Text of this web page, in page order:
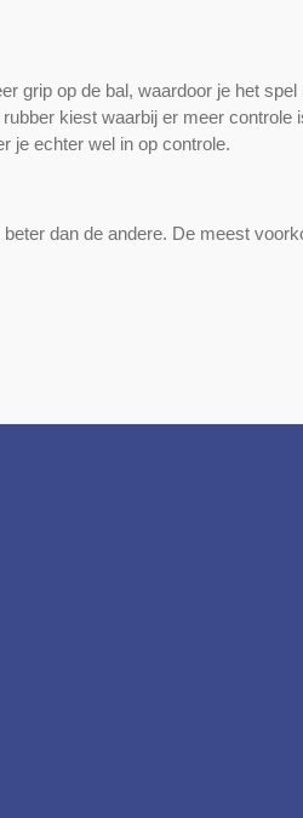
grip op de bal, waardoor je het
kiest waarbij er meer controle
je echter wel in op controle.
dan de andere. De meest